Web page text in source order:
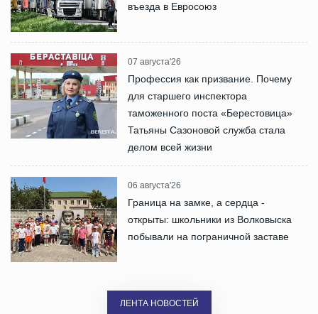
въезда в Евросоюз
07 августа'26
Профессия как призвание. Почему
для старшего инспектора
таможенного поста «Берестовица»
Татьяны Сазоновой служба стала
делом всей жизни
06 августа'26
Граница на замке, а сердца -
открыты: школьники из Волковыска
побывали на пограничной заставе
ЛЕНТА НОВОСТЕЙ